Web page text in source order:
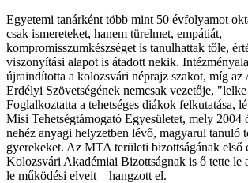
Egyetemi tanárként több mint 50 évfolyamot
csak ismereteket, hanem türelmet, empátiát,
kompromisszumkészséget is tanulhattak tőle,
viszonyítási alapot is átadott nekik.
újraindította a kolozsvári néprajz szakot, míg
Erdélyi Szövetségének nemcsak vezetője,
Foglalkoztatta a tehetséges diákok felkutatása,
Misi Tehetségtámogató Egyesületet, mely 2004
nehéz anyagi helyzetben lévő, magyarul tanuló
gyerekeket. Az MTA területi bizottságának első
Kolozsvári Akadémiai Bizottságnak is ő tette le
le működési elveit – hangzott el.